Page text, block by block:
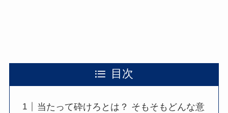
目次
当たって砕けろとは？ そもそもどんな意